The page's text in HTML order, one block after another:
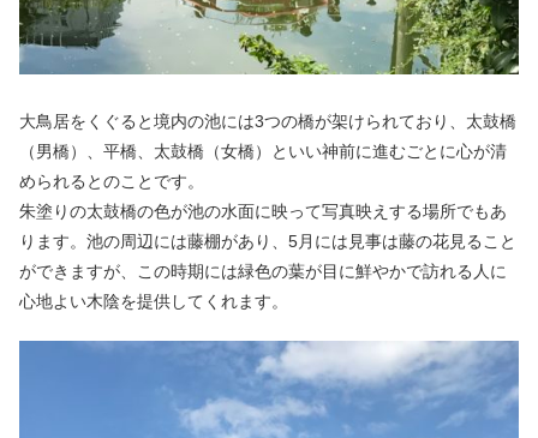
大鳥居をくぐると境内の池には3つの橋が架けられており、太鼓橋
（男橋）、平橋、太鼓橋（女橋）といい神前に進むごとに心が清
められるとのことです。
朱塗りの太鼓橋の色が池の水面に映って写真映えする場所でもあ
ります。池の周辺には藤棚があり、5月には見事は藤の花見ること
ができますが、この時期には緑色の葉が目に鮮やかで訪れる人に
心地よい木陰を提供してくれます。